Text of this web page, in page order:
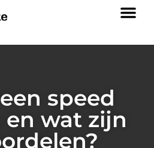
speed
en wat zijn